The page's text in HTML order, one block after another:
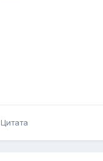
Цитата